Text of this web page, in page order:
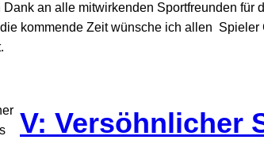
Dank an alle mitwirkenden Sportfreunden
kommende Zeit wünsche ich allen
V: Versöhnlicher